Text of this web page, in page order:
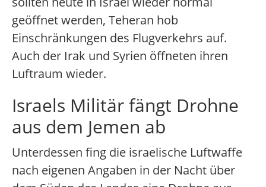
geöffnet werden, Teheran hob
Einschränkungen des Flugverkehrs auf.
Auch der Irak und Syrien öffneten ihren
Luftraum wieder.
Israels Militär fängt Drohne
aus dem Jemen ab
Unterdessen fing die israelische Luftwaffe
nach eigenen Angaben in der Nacht über